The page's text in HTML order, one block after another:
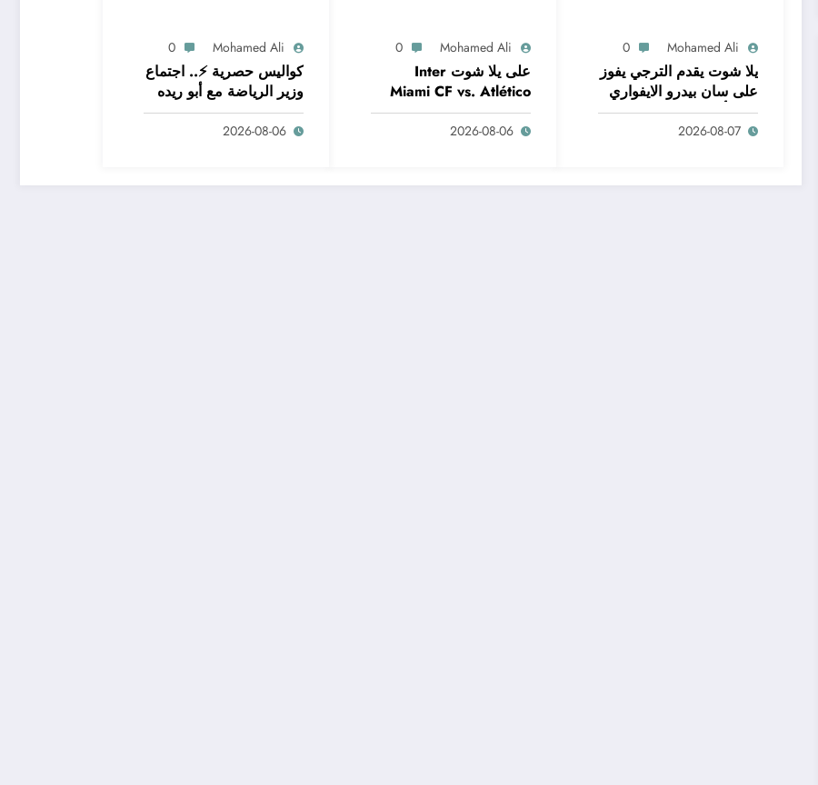
Mohamed Ali
0
يلا شوت يقدم الترجي يفوز
على سان بيدرو الايفواري
🔥 وتألق الانتدابات
2026-08-07
Mohamed Ali
0
على يلا شوت Inter
Miami CF vs. Atlético
San Luis | Leagues
2026-08-06
Mohamed Ali
0
كواليس حصرية ⚡.. اجتماع
وزير الرياضة مع أبو ريده
– شاهد الآن
2026-08-06